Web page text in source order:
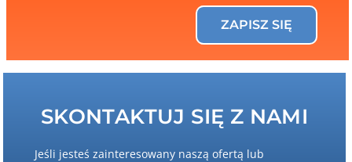
ZAPISZ SIĘ
SKONTAKTUJ SIĘ Z NAMI
Jeśli jesteś zainteresowany naszą ofertą lub